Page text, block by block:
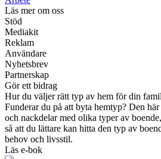
Läs mer om oss
Stöd
Mediakit
Reklam
Användare
Nyhetsbrev
Partnerskap
Gör ett bidrag
Hur du väljer rätt typ av hem för din
Funderar du på att byta hemtyp? Den
och nackdelar med olika typer av
så att du lättare kan hitta den typ av
behov och livsstil.
Läs e-bok